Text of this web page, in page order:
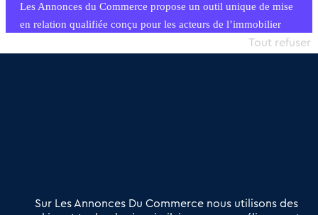
Les Annonces du Commerce propose un outil unique de mise
en relation qualifiée conçu pour les acteurs de l’immobilier
commercial et les collectivités territoriales, simple et intégrant
Offres Pro
Actualités
Sur Les Annonces Du Commerce nous utilisons des
Tout refuser